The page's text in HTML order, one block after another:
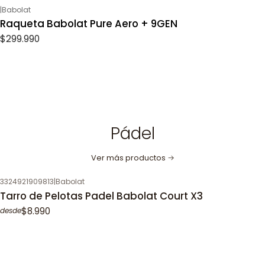
|Babolat
Raqueta Babolat Pure Aero + 9GEN
$299.990
Pádel
Ver más productos
3324921909813|Babolat
Tarro de Pelotas Padel Babolat Court X3
desde$8.990